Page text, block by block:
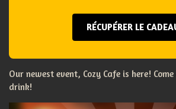
RÉCUPÉRER LE
Our newest event, Cozy Cafe is here!
drink!